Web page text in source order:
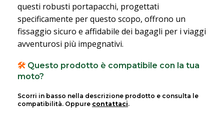
questi robusti portapacchi, progettati
specificamente per questo scopo, offrono un
fissaggio sicuro e affidabile dei bagagli per i viaggi
avventurosi più impegnativi.
🛠️ Questo prodotto è compatibile con la tua
moto?
Scorri in basso nella descrizione prodotto e consulta le
compatibilità. Oppure contattaci.